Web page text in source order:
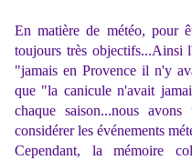
En matière de météo, pour
toujours très objectifs...Ainsi
"jamais en Provence il n'y
que "la canicule n'avait
chaque saison...nous
considérer les événements
Cependant, la mémoire